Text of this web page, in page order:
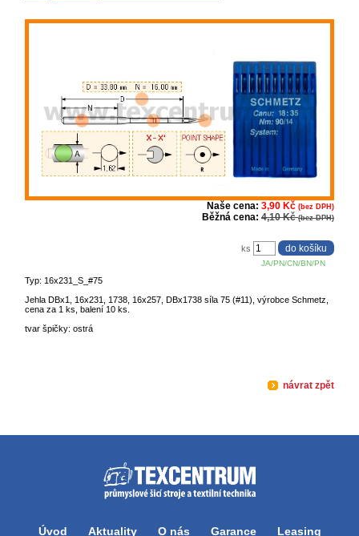
Naše cena: 3,90 Kč (bez DPH)
Běžná cena: 4,10 Kč(bez DPH)
JA/PN/CN/BN/PN
ks
Typ: 16x231_S_#75
Jehla DBx1, 16x231, 1738, 16x257, DBx1738 síla 75 (#11), výrobce Schmetz,
cena za 1 ks, balení 10 ks.
tvar špičky: ostrá
návrat zpět
Úvod Aktuality O nás Garance Leasing